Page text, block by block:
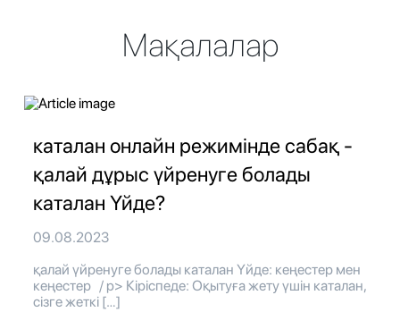
Мақалалар
каталан онлайн режимінде сабақ -
қалай дұрыс үйренуге болады
каталан Үйде?
09.08.2023
қалай үйренуге болады каталан Үйде: кеңестер мен
кеңестер / p> Кіріспеде: Оқытуға жету үшін каталан,
сізге жеткі […]